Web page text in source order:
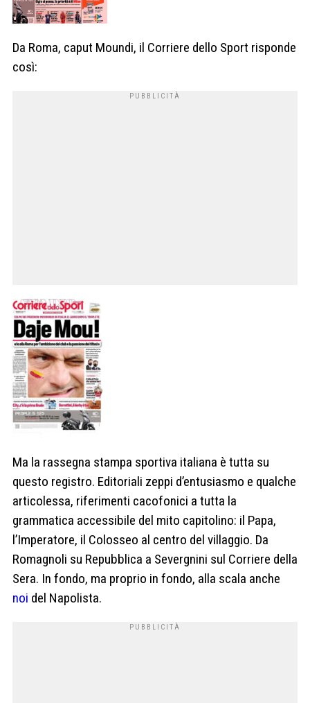
Da Roma, caput Moundi, il Corriere dello Sport risponde
così:
Ma la rassegna stampa sportiva italiana è tutta su
questo registro. Editoriali zeppi d’entusiasmo e qualche
articolessa, riferimenti cacofonici a tutta la
grammatica accessibile del mito capitolino: il Papa,
l’Imperatore, il Colosseo al centro del villaggio. Da
Romagnoli su Repubblica a Severgnini sul Corriere della
Sera. In fondo, ma proprio in fondo, alla scala anche
noi del Napolista.